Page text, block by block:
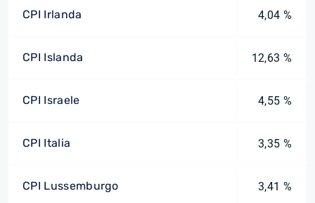
CPI Irlanda 4,04 %
CPI Islanda 12,63 %
CPI Israele 4,55 %
CPI Italia 3,35 %
CPI Lussemburgo 3,41 %